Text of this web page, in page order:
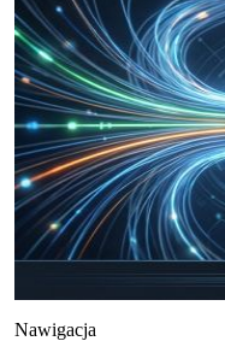
Nawigacja